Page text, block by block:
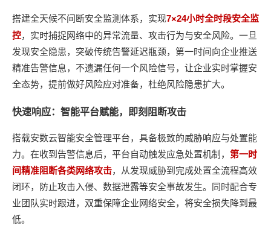
搭建全天候不间断安全监测体系，实现7×24小时全时段安全监
控，实时捕捉网络中的异常流量、攻击行为与安全风险。一旦
发现安全隐患，突破传统告警延迟瓶颈，第一时间向企业推送
精准告警信息，不遗漏任何一个风险信号，让企业实时掌握安
全态势，提前做好风险应对准备，杜绝风险隐患扩大。
快速响应：智能平台赋能，即刻阻断攻击
搭载安数云智能安全管理平台，具备极致的威胁响应与处置能
力。在收到告警信息后，平台自动触发应急处置机制， 第一时
间精准阻断各类网络攻击，从发现威胁到完成处置全流程高效
闭环，防止攻击入侵、数据泄露等安全事故发生。同时配合专
业团队实时跟进，双重保障企业网络安全，将安全损失降到最
低。